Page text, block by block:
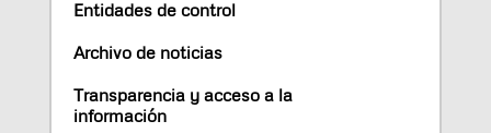
Entidades de control
Archivo de noticias
Transparencia y acceso a la
información